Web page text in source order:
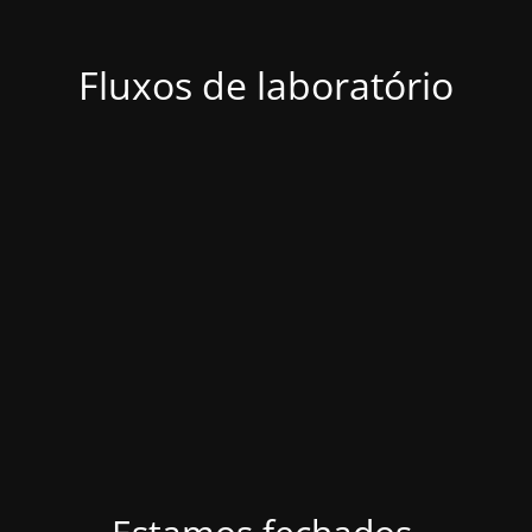
Fluxos de laboratório